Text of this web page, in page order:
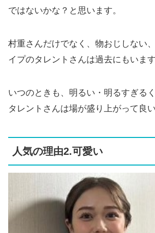
ではないかな？と思います。
村重さんだけでなく、物おじしない
イプのタレントさんは過去にもいま
いつのときも、明るい・明るすぎる
タレントさんは場が盛り上がって良
人気の理由2.可愛い